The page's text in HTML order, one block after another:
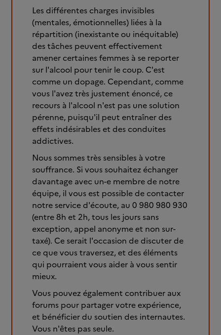
Les différentes charges invisibles
(mentales, émotionnelles) liées à la
répartition (inexistante ou inéquitable)
des tâches peuvent effectivement
amener certaines femmes à se reporter
sur l'alcool pour tenir le coup. C'est
comme un dopage. Cependant, comme
vous l'avez très justement énoncé, ce
recours à l'alcool n'est pas une solution
pérenne, puisqu'il peut entraîner des
effets indésirables et des conduites
addictives.
Nous sommes très sensibles à votre
souffrance. Si vous souhaitez échanger
davantage avec un-e membre de notre
équipe, il vous est possible de contacter
notre service d'écoute, au 0 980 980 930
(entre 8h et 2h, tous les jours sans
exception, appel anonyme et non sur-
taxé). Ce serait l'occasion de discuter de
ce que vous traversez, et des éléments
qui pourraient vous aider à vous sentir
mieux.
Vous pouvez également contribuer aux
forums pour partager votre expérience,
et bénéficier du soutien des internautes.
Vous n'êtes pas seule.